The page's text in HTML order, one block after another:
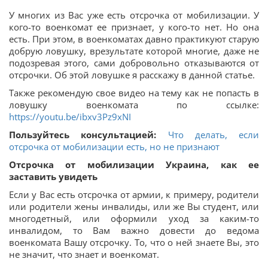
У многих из Вас уже есть отсрочка от мобилизации. У
кого-то военкомат ее признает, у кого-то нет. Но она
есть. При этом, в военкоматах давно практикуют старую
добрую ловушку, врезультате которой многие, даже не
подозревая этого, сами добровольно отказываются от
отсрочки. Об этой ловушке я расскажу в данной статье.
Также рекомендую свое видео на тему как не попасть в
ловушку военкомата по ссылке:
https://youtu.be/ibxv3Pz9xNI
Пользуйтесь консультацией:
Что делать, если
отсрочка от мобилизации есть, но не признают
Отсрочка от мобилизации Украина, как ее
заставить увидеть
Если у Вас есть отсрочка от армии, к примеру, родители
или родители жены инвалиды, или же Вы студент, или
многодетный, или оформили уход за каким-то
инвалидом, то Вам важно довести до ведома
военкомата Вашу отсрочку. То, что о ней знаете Вы, это
не значит, что знает и военкомат.